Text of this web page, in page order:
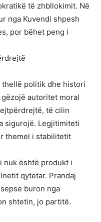
të zhbllokimit. Në
nga Kuvendi shpesh
por bëhet peng i
politik dhe histori
autoritet moral
të cilin
sigurojë. Legjitimiteti
themel i stabilitetit
nuk është produkt i
qytetar. Prandaj
buron nga
shtetin, jo partitë.